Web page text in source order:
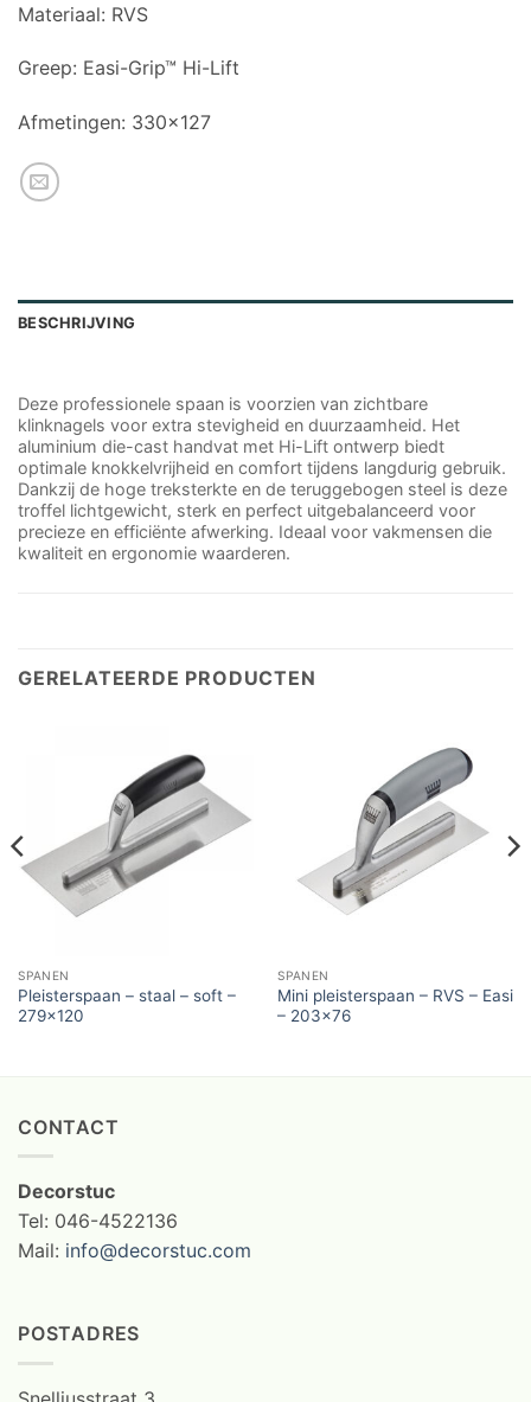
Materiaal: RVS
Greep: Easi-Grip™ Hi-Lift
Afmetingen: 330×127
BESCHRIJVING
Deze professionele spaan is voorzien van zichtbare
klinknagels voor extra stevigheid en duurzaamheid. Het
aluminium die-cast handvat met Hi-Lift ontwerp biedt
optimale knokkelvrijheid en comfort tijdens langdurig gebruik.
Dankzij de hoge treksterkte en de teruggebogen steel is deze
troffel lichtgewicht, sterk en perfect uitgebalanceerd voor
precieze en efficiënte afwerking. Ideaal voor vakmensen die
kwaliteit en ergonomie waarderen.
GERELATEERDE PRODUCTEN
SPANEN
Pleisterspaan – staal – soft –
279×120
SPANEN
Mini pleisterspaan – RVS – Easi
– 203×76
CONTACT
Decorstuc
Tel: 046-4522136
Mail: info@decorstuc.com
POSTADRES